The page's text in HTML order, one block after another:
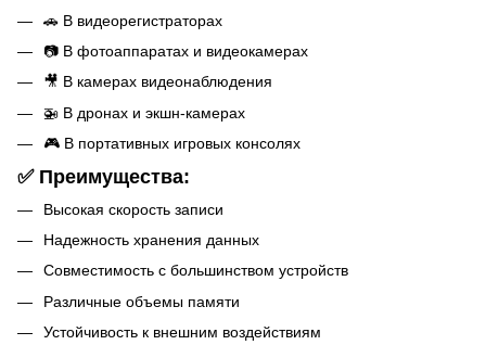
🚗 В видеорегистраторах
📷 В фотоаппаратах и видеокамерах
🎥 В камерах видеонаблюдения
🚁 В дронах и экшн-камерах
🎮 В портативных игровых консолях
✅ Преимущества:
Высокая скорость записи
Надежность хранения данных
Совместимость с большинством устройств
Различные объемы памяти
Устойчивость к внешним воздействиям